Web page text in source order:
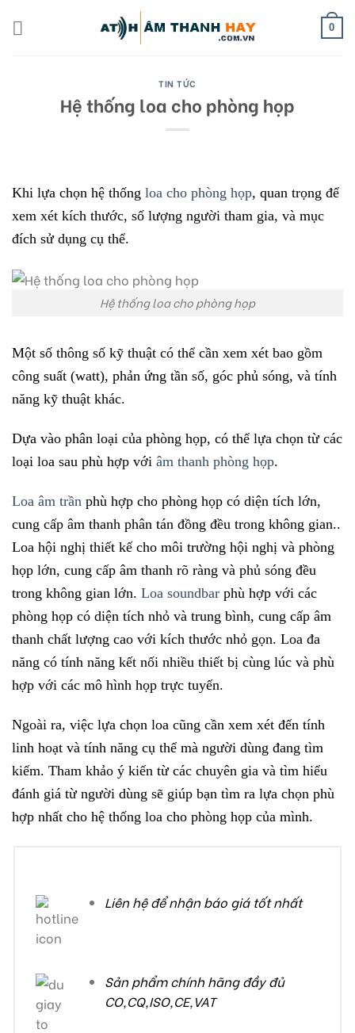
0
TIN TỨC
Hệ thống loa cho phòng họp
Khi lựa chọn hệ thống loa cho phòng họp, quan trọng để
xem xét kích thước, số lượng người tham gia, và mục
đích sử dụng cụ thể.
Hệ thống loa cho phòng họp
Một số thông số kỹ thuật có thể cần xem xét bao gồm
công suất (watt), phản ứng tần số, góc phủ sóng, và tính
năng kỹ thuật khác.
Dựa vào phân loại của phòng họp, có thể lựa chọn từ các
loại loa sau phù hợp với âm thanh phòng họp.
Loa âm trần phù hợp cho phòng họp có diện tích lớn,
cung cấp âm thanh phân tán đồng đều trong không gian..
Loa hội nghị thiết kế cho môi trường hội nghị và phòng
họp lớn, cung cấp âm thanh rõ ràng và phủ sóng đều
trong không gian lớn. Loa soundbar phù hợp với các
phòng họp có diện tích nhỏ và trung bình, cung cấp âm
thanh chất lượng cao với kích thước nhỏ gọn. Loa đa
năng có tính năng kết nối nhiều thiết bị cùng lúc và phù
hợp với các mô hình họp trực tuyến.
Ngoài ra, việc lựa chọn loa cũng cần xem xét đến tính
linh hoạt và tính năng cụ thể mà người dùng đang tìm
kiếm. Tham khảo ý kiến từ các chuyên gia và tìm hiểu
đánh giá từ người dùng sẽ giúp bạn tìm ra lựa chọn phù
hợp nhất cho hệ thống loa cho phòng họp của mình.
Liên hệ để nhận báo giá tốt nhất
Sản phẩm chính hãng đầy đủ
CO,CQ,ISO,CE,VAT